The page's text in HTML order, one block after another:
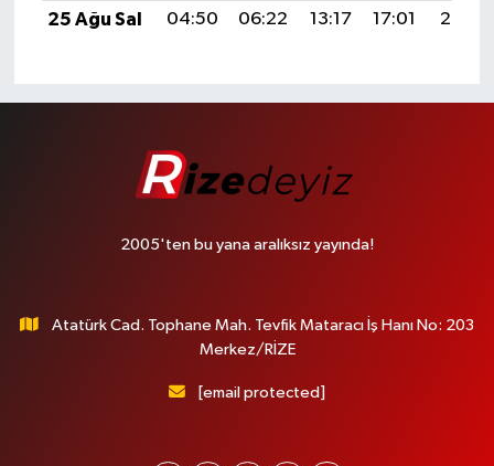
25 Ağu Sal
04:50 06:22 13:17 17:01 20:02
2005'ten bu yana aralıksız yayında!
Atatürk Cad. Tophane Mah. Tevfik Mataracı İş Hanı No: 203
Merkez/RİZE
[email protected]